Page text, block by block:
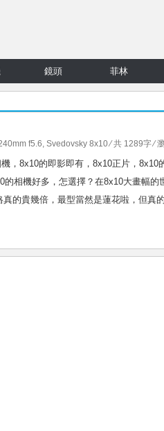
鏡頭 菲林
f5.6, Svedovsky 8x10⁄ 共 1289字 ⁄
，8x10的即影即有，8x10正片，8x10
的相機好多，怎選擇？在8x10大畫幅
的貴幾倍，最型當然是蓮花啦，但真